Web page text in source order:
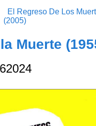
El Regreso De Los
(2005)
Muerte
2024